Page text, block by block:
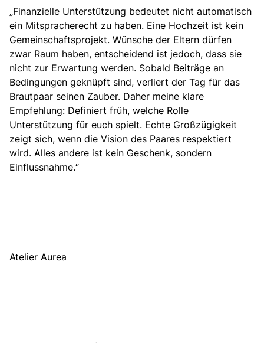
„Finanzielle Unterstützung bedeutet nicht automatisch
ein Mitspracherecht zu haben. Eine Hochzeit ist kein
Gemeinschaftsprojekt. Wünsche der Eltern dürfen
zwar Raum haben, entscheidend ist jedoch, dass sie
nicht zur Erwartung werden. Sobald Beiträge an
Bedingungen geknüpft sind, verliert der Tag für das
Brautpaar seinen Zauber. Daher meine klare
Empfehlung: Definiert früh, welche Rolle
Unterstützung für euch spielt. Echte Großzügigkeit
zeigt sich, wenn die Vision des Paares respektiert
wird. Alles andere ist kein Geschenk, sondern
Einflussnahme.“
Atelier Aurea